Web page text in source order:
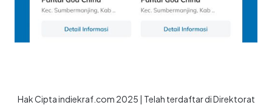
Hak Cipta indiekraf.com 2025 | Telah terdaftar di Direktorat